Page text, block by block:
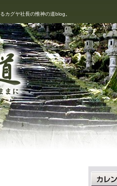
カグヤ社長の惟神の道blog。